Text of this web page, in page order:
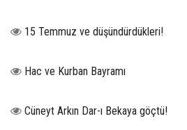
15 Temmuz ve düşündürdükleri!
Hac ve Kurban Bayramı
Cüneyt Arkın Dar-ı Bekaya göçtü!